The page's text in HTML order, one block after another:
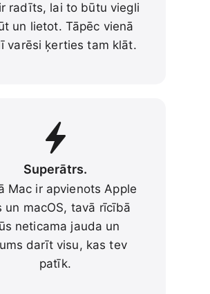
radīts, lai to būtu viegli
un lietot. Tāpēc vienā
varēsi ķerties tam klāt.
Superātrs.
Mac ir apvienots Apple
un macOS, tavā rīcībā
neticama jauda un
darīt visu, kas tev
patīk.